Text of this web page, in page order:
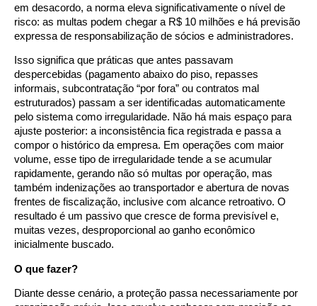
em desacordo, a norma eleva significativamente o nível de
risco: as multas podem chegar a R$ 10 milhões e há previsão
expressa de responsabilização de sócios e administradores.
Isso significa que práticas que antes passavam
despercebidas (pagamento abaixo do piso, repasses
informais, subcontratação “por fora” ou contratos mal
estruturados) passam a ser identificadas automaticamente
pelo sistema como irregularidade. Não há mais espaço para
ajuste posterior: a inconsistência fica registrada e passa a
compor o histórico da empresa. Em operações com maior
volume, esse tipo de irregularidade tende a se acumular
rapidamente, gerando não só multas por operação, mas
também indenizações ao transportador e abertura de novas
frentes de fiscalização, inclusive com alcance retroativo. O
resultado é um passivo que cresce de forma previsível e,
muitas vezes, desproporcional ao ganho econômico
inicialmente buscado.
O que fazer?
Diante desse cenário, a proteção passa necessariamente por